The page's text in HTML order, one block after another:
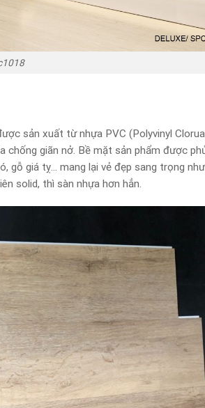
sản xuất từ nhựa PVC (Polyvinyl
chống giãn nở. Bề mặt sản phẩm được
gỗ giá tỵ… mang lại vẻ đẹp sang trọng
solid, thì sàn nhựa hơn hẳn.